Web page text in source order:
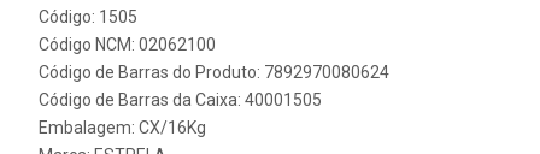
Código: 1505
Código NCM: 02062100
Código de Barras do Produto: 7892970080624
Código de Barras da Caixa: 40001505
Embalagem: CX/16Kg